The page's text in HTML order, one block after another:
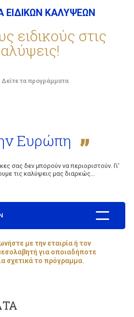
ΣΥΧΝΕΣ ΕΡΩΤΗΣΕΙΣ
ΝΕΑ
ΕΠΙΚΟΙΝΩΝΙΑ
ΕΙΔΙΚΩΝ ΚΑΛΥΨΕΩΝ
ειδικούς στις
Δείτε τα προγράμματα
Ευρώπη
σας δεν μπορούν να περιοριστούν. Γι'
τις καλύψεις μας διαρκώς...
με την εταιρία ή τον
για οποιαδήποτε
σχετικά το πρόγραμμα.